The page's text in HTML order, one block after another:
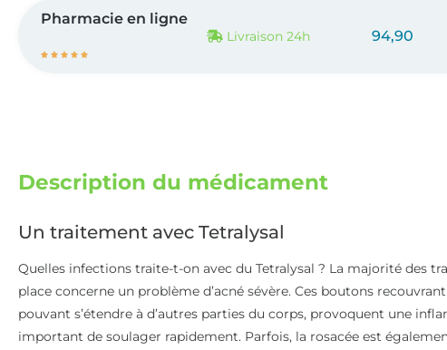
Pharmacie en ligne
    
Livraison 24h 94,90
Description du médicament
Un traitement avec Tetralysal
Quelles infections traite-t-on avec du Tetralysal ? La majorité des
place concerne un problème d’acné sévère. Ces boutons
pouvant s’étendre à d’autres parties du corps, provoquent une
important de soulager rapidement. Parfois, la rosacée est